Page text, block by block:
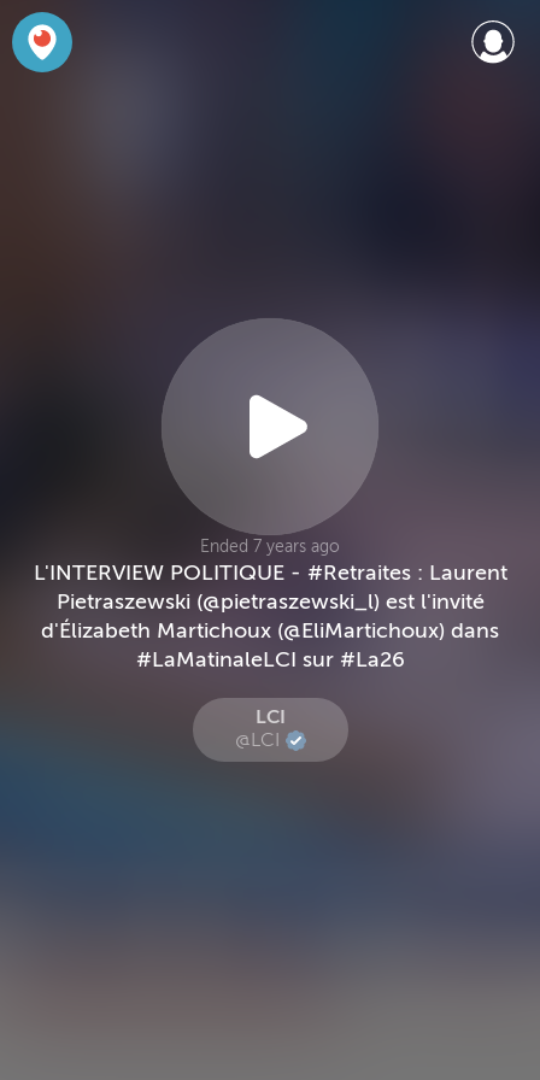
Ended 7 years ago
L'INTERVIEW POLITIQUE - #Retraites : Laurent
Pietraszewski (@pietraszewski_l) est l'invité
d'Élizabeth Martichoux (@EliMartichoux) dans
#LaMatinaleLCI sur #La26
LCI
@LCI